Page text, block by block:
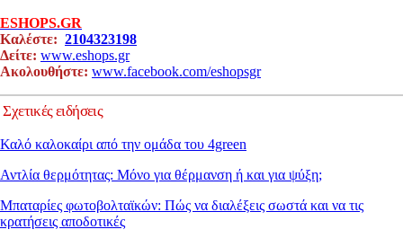
ESHOPS.GR
Καλέστε: 2104323198
Δείτε: www.eshops.gr
Ακολουθήστε: www.facebook.com/eshopsgr
Σχετικές ειδήσεις
Καλό καλοκαίρι από την ομάδα του 4green
Αντλία θερμότητας: Μόνο για θέρμανση ή και για ψύξη;
Μπαταρίες φωτοβολταϊκών: Πώς να διαλέξεις σωστά και να τις
κρατήσεις αποδοτικές